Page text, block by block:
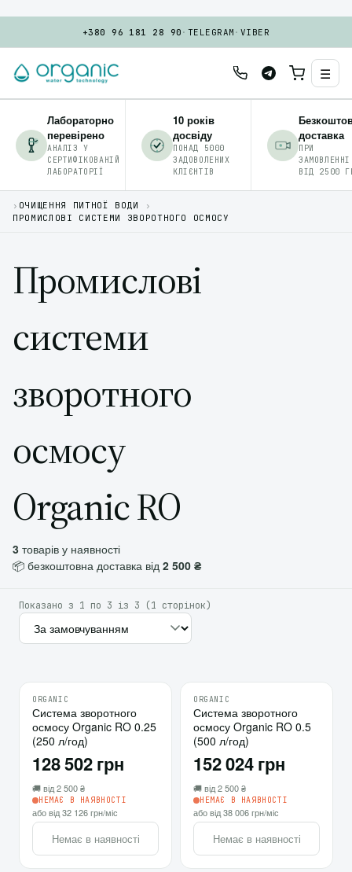
+380 96 181 28 90 · TELEGRAM · VIBER
☰
Лабораторно
перевірено
АНАЛІЗ У
СЕРТИФІКОВАНІЙ
ЛАБОРАТОРІЇ
10 років
досвіду
ПОНАД 5000
ЗАДОВОЛЕНИХ
КЛІЄНТІВ
доставка
ПРИ
ЗАМОВЛЕННІ
ВІД 2500
› ОЧИЩЕННЯ ПИТНОЇ ВОДИ
›
ПРОМИСЛОВІ СИСТЕМИ ЗВОРОТНОГО ОСМОСУ
Промислові
системи
зворотного
осмосу
Organic RO
3 товарів у наявності
📦 безкоштовна доставка від 2 500 ₴
Показано з 1 по 3 із 3 (1 сторінок)
⇄
ORGANIC
Система зворотного
осмосу Organic RO 0.25
(250 л/год)
128 502 грн
🚚 від 2 500 ₴
НЕМАЄ В НАЯВНОСТІ
або від 32 126 грн/міс
Немає в наявності
⇄
ORGANIC
Система зворотного
осмосу Organic RO 0.5
(500 л/год)
152 024 грн
🚚 від 2 500 ₴
НЕМАЄ В НАЯВНОСТІ
або від 38 006 грн/міс
Немає в наявності